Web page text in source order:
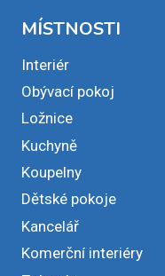
MÍSTNOSTI
Interiér
Obývací pokoj
Ložnice
Kuchyně
Koupelny
Dětské pokoje
Kancelář
Komerční interiéry